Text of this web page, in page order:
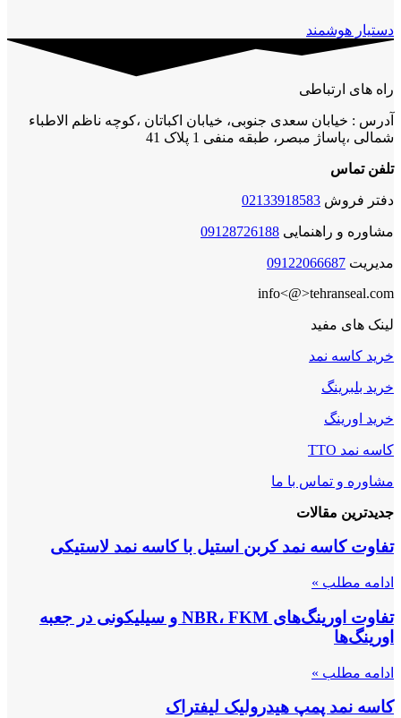
دستیار هوشمند
راه های ارتباطی
آدرس : خیابان سعدی جنوبی، خیابان اکباتان ،کوچه ناظم الاطباء
شمالی ،پاساژ مبصر، طبقه منفی 1 پلاک 41
تلفن تماس
دفتر فروش 02133918583
مشاوره و راهنمایی 09128726188
مدیریت 09122066687
info<@>tehranseal.com
لینک های مفید
خرید کاسه نمد
خرید بلبرینگ
خرید اورینگ
کاسه نمد TTO
مشاوره و تماس با ما
جدیدترین مقالات
تفاوت کاسه نمد کربن استیل با کاسه نمد لاستیکی
ادامه مطلب »
تفاوت اورینگ‌های NBR، FKM و سیلیکونی در جعبه
اورینگ‌ها
ادامه مطلب »
کاسه نمد پمپ هیدرولیک لیفتراک